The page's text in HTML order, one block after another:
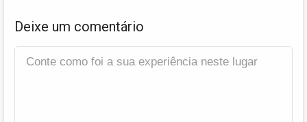
Deixe um comentário